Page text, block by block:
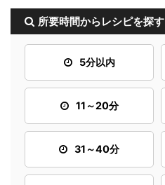
所要時間からレシピを探す
5分以内
11～20分
31～40分